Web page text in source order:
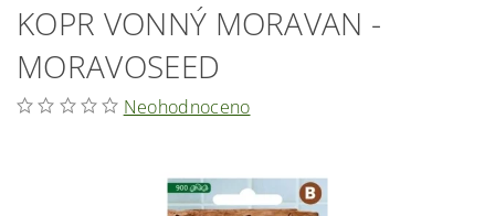
KOPR VONNÝ MORAVAN -
MORAVOSEED
Neohodnoceno